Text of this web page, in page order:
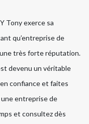
Tony exerce sa
qu’entreprise de
très forte réputation.
devenu un véritable
confiance et faites
entreprise de
et consultez dès